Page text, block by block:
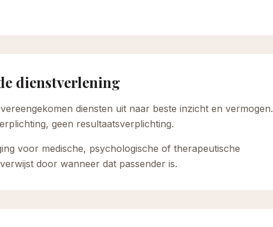
dienstverlening
diensten uit naar beste inzicht en vermogen.
geen resultaatsverplichting.
voor medische, psychologische of therapeutische
door wanneer dat passender is.